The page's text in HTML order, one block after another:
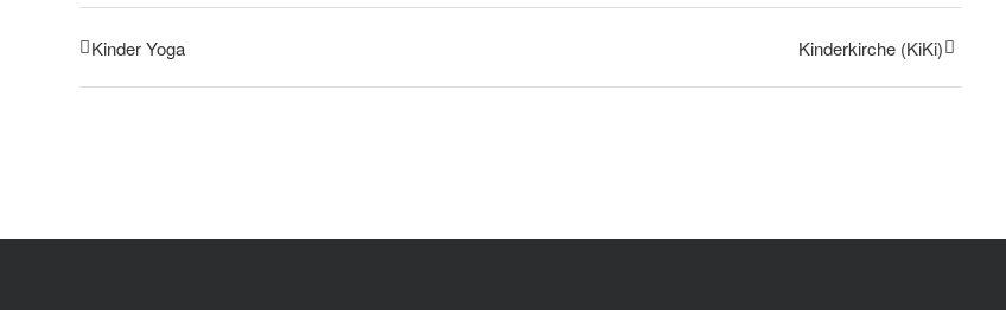
Kinder Yoga Kinderkirche (KiKi)